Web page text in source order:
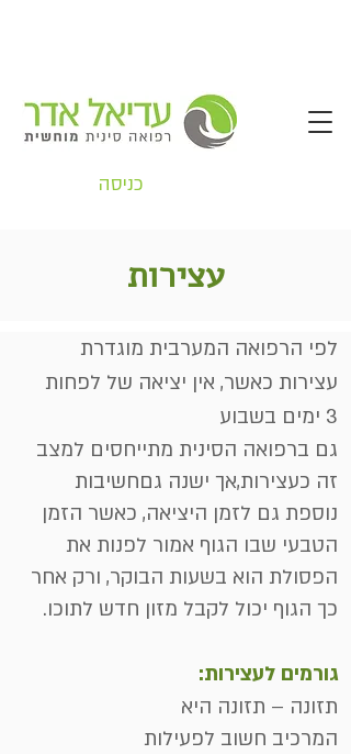
כניסה
לפי הרפואה המערבית מוגדרת
עצירות כאשר, אין יציאה של לפחות
3 ימים בשבוע
גם ברפואה הסינית מתייחסים למצב
זה כעצירות,אך ישנה גםחשיבות
נוספת גם לזמן היציאה, כאשר הזמן
הטבעי שבו הגוף אמור לפנות את
הפסולת הוא בשעות הבוקר, ורק אחר
כך הגוף יכול לקבל מזון חדש לתוכו.
גורמים לעצירות:
תזונה – תזונה היא
המרכיב חשוב לפעילות
עצירות